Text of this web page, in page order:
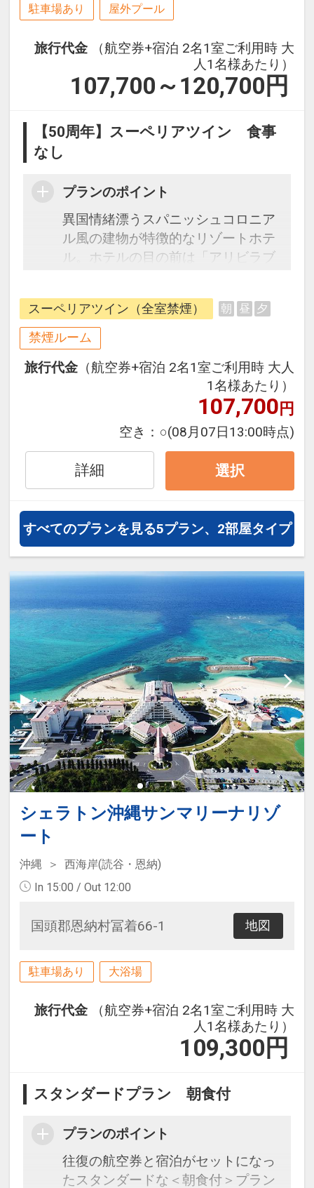
ください。
★ホテルからのおもてなし★
・3連泊以上ディナーバイキング1回
付
駐車場あり 屋外プール
旅行代金
（航空券+宿泊 2名1室ご利用時 大
人1名様あたり）
107,700～120,700 円
【50周年】スーペリアツイン 食事
なし
プランのポイント
異国情緒漂うスパニッシュコロニア
ル風の建物が特徴的なリゾートホテ
ル。ホテルの目の前は「アリビラブ
明度を誇る海が広がっています♪
◆駐車場滞在中無料（通常1滞在
1,000円）
◆館内利用券お1人様に1枚プレゼン
ショップ・ラウンジにてご利用いた
◆屋外プールがご滞在中無料
アーポンプ）もご利用いただけます
◆2連泊以上のお客様は屋内リラク
ゼーションプール滞在中1回無料
■幼児４歳～５歳（未就学児）朝食
料金として￥500円がかかります。
※おひとり/１泊あたり/全宿泊日
※現地にてお支払下さい。
スーペリアツイン（全室禁煙） 朝 昼 夕
禁煙ルーム
旅行代金 （航空券+宿泊 2名1室ご利用時 大人
1名様あたり）
107,700円
空き： ○(08月07日13:00時点)
詳細 選択
すべてのプランを見る5プラン、2部屋タイプ
シェラトン沖縄サンマリーナリゾ
ート
沖縄
西海岸(読谷・恩納)
In 15:00 / Out 12:00
国頭郡恩納村冨着66-1 地図
駐車場あり 大浴場
旅行代金
（航空券+宿泊 2名1室ご利用時 大
人1名様あたり）
109,300 円
スタンダードプラン 朝食付
プランのポイント
往復の航空券と宿泊がセットになっ
たスタンダードな＜朝食付＞プラン